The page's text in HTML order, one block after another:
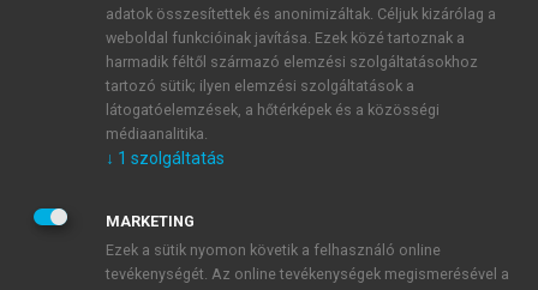
E-MAIL-CÍM
JELSZÓ
adatok összesítettek és anonimizáltak. Céljuk kizárólag a
weboldal funkcióinak javítása. Ezek közé tartoznak a
harmadik féltől származó elemzési szolgáltatásokhoz
tartozó sütik; ilyen elemzési szolgáltatások a
látogatóelemzések, a hőtérképek és a közösségi
médiaanalitika.
↓ 1 szolgáltatás
MARKETING
Ezek a sütik nyomon követik a felhasználó online
tevékenységét. Az online tevékenységek megismerésével a